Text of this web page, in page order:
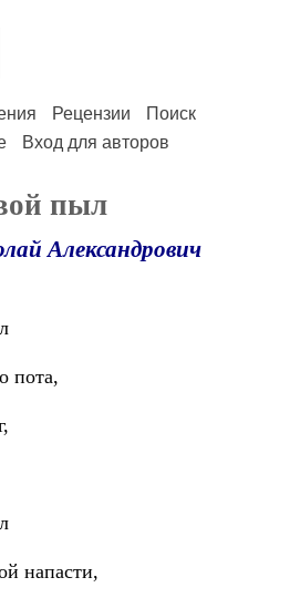
Рецензии
Поиск
Вход для авторов
пыл
Александрович
пота,
напасти,